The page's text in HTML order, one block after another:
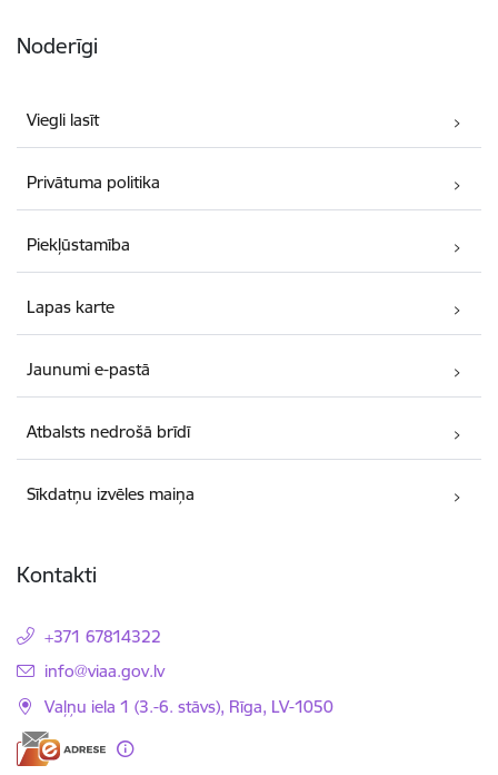
Noderīgi
Viegli lasīt
Privātuma politika
Piekļūstamība
Lapas karte
Jaunumi e-pastā
Atbalsts nedrošā brīdī
Sīkdatņu izvēles maiņa
Kontakti
+371 67814322
E-pasts:
info@viaa.gov.lv
Vaļņu iela 1 (3.-6. stāvs), Rīga, LV-1050